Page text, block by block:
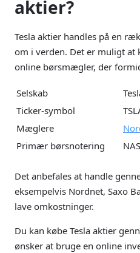
aktier?
Tesla aktier handles på en
om i verden. Det er muligt at
online børsmægler, der
Selskab
Ticker-symbol
Mæglere
Primær børsnotering
Det anbefales at handle
eksempelvis Nordnet, Saxo
lave omkostninger.
Du kan købe Tesla aktier
ønsker at bruge en online